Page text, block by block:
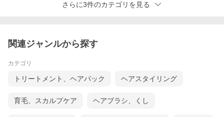
さらに3件のカテゴリを見る
関連ジャンルから探す
カテゴリ
トリートメント、ヘアパック ヘアスタイリング
育毛、スカルプケア ヘアブラシ、くし